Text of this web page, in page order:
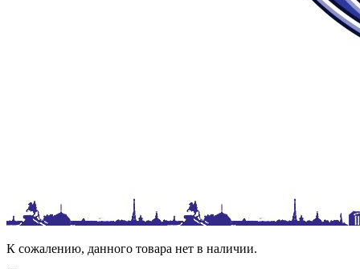
К сожалению, данного товара нет в наличии.